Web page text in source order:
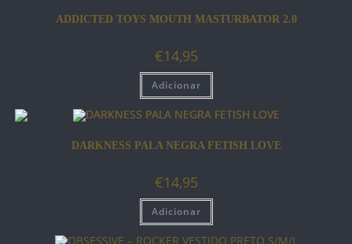
ADDICTED TOYS MOUTH MASTURBATOR 2.0
€14,95
Adicionar
DARKNESS PALA NEGRA FETISH LOVE
€14,95
Adicionar